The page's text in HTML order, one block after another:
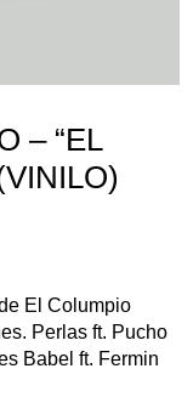
– “EL
El Columpio
Perlas ft. Pucho
Babel ft. Fermin